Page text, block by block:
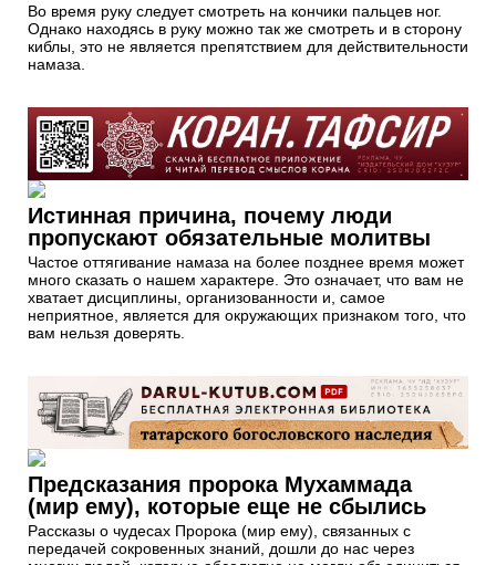
Во время руку следует смотреть на кончики пальцев ног.
Однако находясь в руку можно так же смотреть и в сторону
киблы, это не является препятствием для действительности
намаза.
Истинная причина, почему люди
пропускают обязательные молитвы
Частое оттягивание намаза на более позднее время может
много сказать о нашем характере. Это означает, что вам не
хватает дисциплины, организованности и, самое
неприятное, является для окружающих признаком того, что
вам нельзя доверять.
Предсказания пророка Мухаммада
(мир ему), которые еще не сбылись
Рассказы о чудесах Пророка (мир ему), связанных с
передачей сокровенных знаний, дошли до нас через